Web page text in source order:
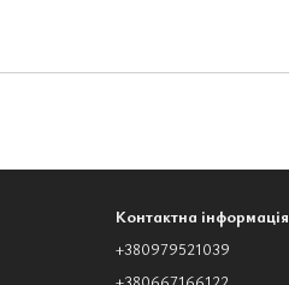
Контактна інформація
+380979521039